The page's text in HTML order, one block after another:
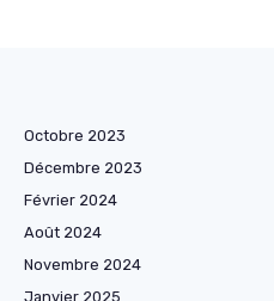
Octobre 2023
Décembre 2023
Février 2024
Août 2024
Novembre 2024
Janvier 2025